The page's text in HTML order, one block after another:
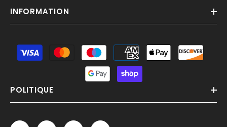
INFORMATION
Moyens
de
POLITIQUE